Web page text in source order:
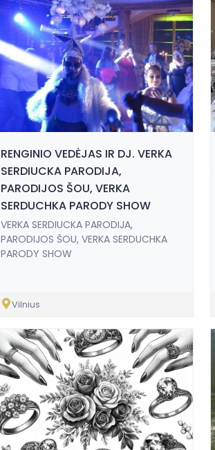
RENGINIO VEDĖJAS IR DJ. VERKA
SERDIUCKA PARODIJA,
PARODIJOS ŠOU, VERKA
SERDUCHKA PARODY SHOW
VERKA SERDIUCKA PARODIJA,
PARODIJOS ŠOU, VERKA SERDUCHKA
PARODY SHOW
Vilnius